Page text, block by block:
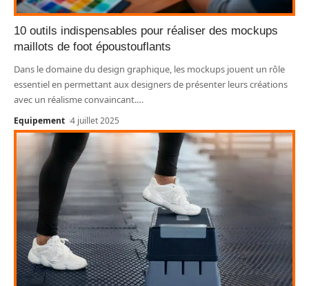
10 outils indispensables pour réaliser des mockups
maillots de foot époustouflants
Dans le domaine du design graphique, les mockups jouent un rôle
essentiel en permettant aux designers de présenter leurs créations
avec un réalisme convaincant.…
Equipement 4 juillet 2025